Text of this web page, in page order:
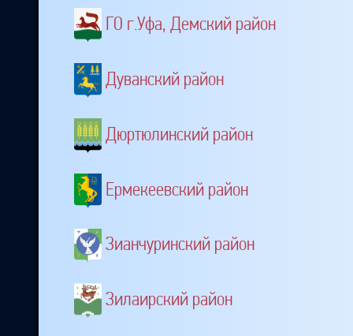
ГО г.Уфа, Демский район
Дуванский район
Дюртюлинский район
Ермекеевский район
Зианчуринский район
Зилаирский район